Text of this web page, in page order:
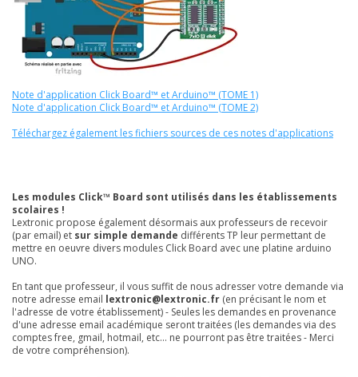
Note d'application Click Board™ et Arduino™ (TOME 1)
Note d'application Click Board™ et Arduino™ (TOME 2)
Téléchargez également les fichiers sources de ces notes d'applications
Les modules Click™ Board sont utilisés dans les établissements
scolaires !
Lextronic propose également désormais aux professeurs de recevoir
(par email) et sur simple demande différents TP leur permettant de
mettre en oeuvre divers modules Click Board avec une platine arduino
UNO.
En tant que professeur, il vous suffit de nous adresser votre demande via
notre adresse email lextronic@lextronic.fr (en précisant le nom et
l'adresse de votre établissement) - Seules les demandes en provenance
d'une adresse email académique seront traitées (les demandes via des
comptes free, gmail, hotmail, etc... ne pourront pas être traitées - Merci
de votre compréhension).